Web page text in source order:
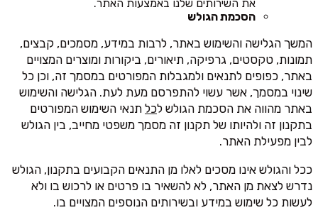
את השירותים שלנו באמצעות האתר.
הסכמת הגולש
המשך הגלישה והשימוש באתר, לרבות במידע, מסמכים, קבצים,
תמונות, טקסטים, גרפיקה, תיאורים, ביקורות ומוצרים המצויים
באתר, כפופים לתנאים ולמגבלות המפורטים במסמך זה, וכן כל
שינוי במסמך, אשר עשוי להתפרסם מעת לעת. הגלישה והשימוש
באתר מהווה את הסכמת הגולש לכל תנאי השימוש המפורטים
בתקנון זה ולהיותו של תקנון זה מסמך משפטי מחייב, בין הגולש
לבין מפעילת האתר.
ככל והגולש אינו מסכים לאלו מן התנאים הקבועים בתקנון, הגולש
נדרש לצאת מן האתר, לא להשאיר בו פרטים או לרכוש בו ולא
לעשות כל שימוש במידע ובשירותים הנוספים המצויים בו.